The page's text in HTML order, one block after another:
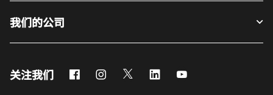
我们的公司
关注我们 FacebookInstagram
Twitter LinkedIn